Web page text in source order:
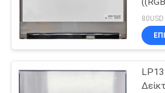
Επίδειξη LG